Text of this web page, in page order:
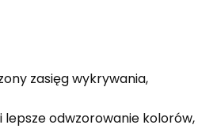
zasięg wykrywania,
lepsze odwzorowanie kolorów,